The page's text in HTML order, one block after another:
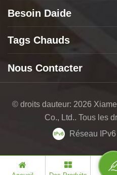
Besoin Daide
Tags Chauds
Nous Contacter
© droits dauteur: 2026
Co., Ltd.. Tous les
Réseau